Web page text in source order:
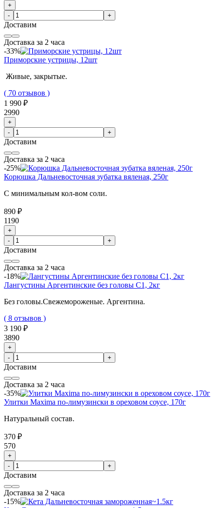
+
-
+
Доставим
Доставка за 2 часа
-33%
Приморские устрицы, 12шт
Живые, закрытые.
( 70 отзывов )
1 990 ₽
2990
+
-
+
Доставим
Доставка за 2 часа
-25%
Корюшка Дальневосточная зубатка вяленая, 250г
С минимальным кол-вом соли.
890 ₽
1190
+
-
+
Доставим
Доставка за 2 часа
-18%
Лангустины Аргентинские без головы C1, 2кг
Без головы.Свежемороженые. Аргентина.
( 8 отзывов )
3 190 ₽
3890
+
-
+
Доставим
Доставка за 2 часа
-35%
Улитки Maxima по-лимузински в ореховом соусе, 170г
Натуральный состав.
370 ₽
570
+
-
+
Доставим
Доставка за 2 часа
-15%